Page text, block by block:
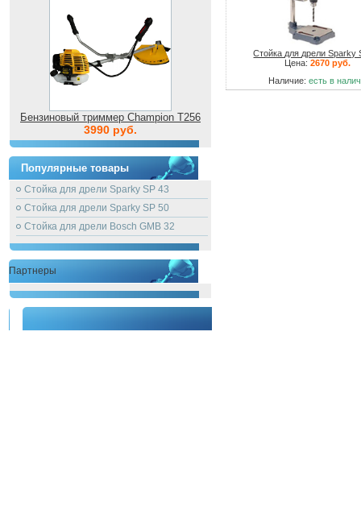
Бензиновый триммер Champion T256
3990 руб.
Популярные товары
Стойка для дрели Sparky SP 43
Стойка для дрели Sparky SP 50
Стойка для дрели Bosch GMB 32
Партнеры
Стойка для дрели Sparky
Цена:2670 руб.
Наличие:есть в